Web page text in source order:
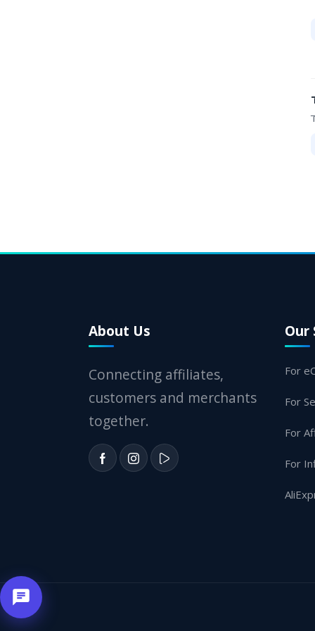
About Us
Connecting affiliates,
customers and merchants
together.
Our
For
For
For
For